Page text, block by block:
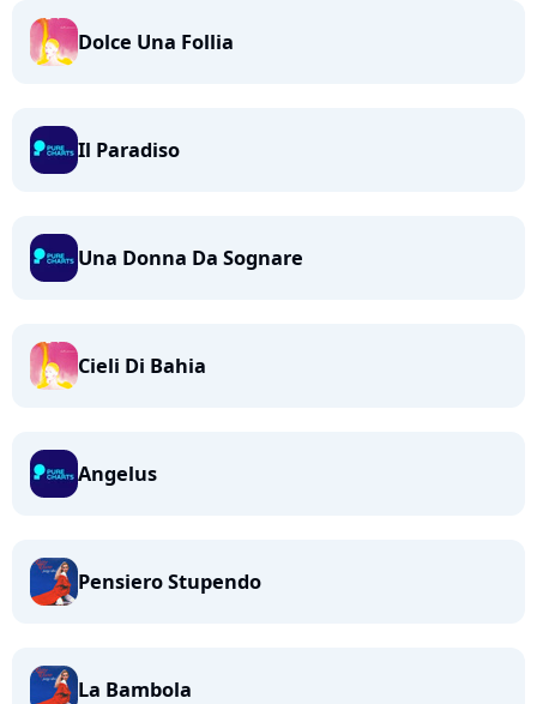
Dolce Una Follia
Il Paradiso
Una Donna Da Sognare
Cieli Di Bahia
Angelus
Pensiero Stupendo
La Bambola